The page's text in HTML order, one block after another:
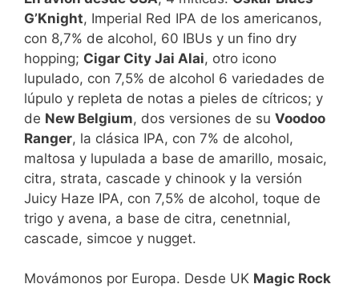
G’Knight, Imperial Red IPA de los americanos,
con 8,7% de alcohol, 60 IBUs y un fino dry
hopping; Cigar City Jai Alai, otro icono
lupulado, con 7,5% de alcohol 6 variedades de
lúpulo y repleta de notas a pieles de cítricos; y
de New Belgium, dos versiones de su Voodoo
Ranger, la clásica IPA, con 7% de alcohol,
maltosa y lupulada a base de amarillo, mosaic,
citra, strata, cascade y chinook y la versión
Juicy Haze IPA, con 7,5% de alcohol, toque de
trigo y avena, a base de citra, cenetnnial,
cascade, simcoe y nugget.
Movámonos por Europa. Desde UK Magic Rock